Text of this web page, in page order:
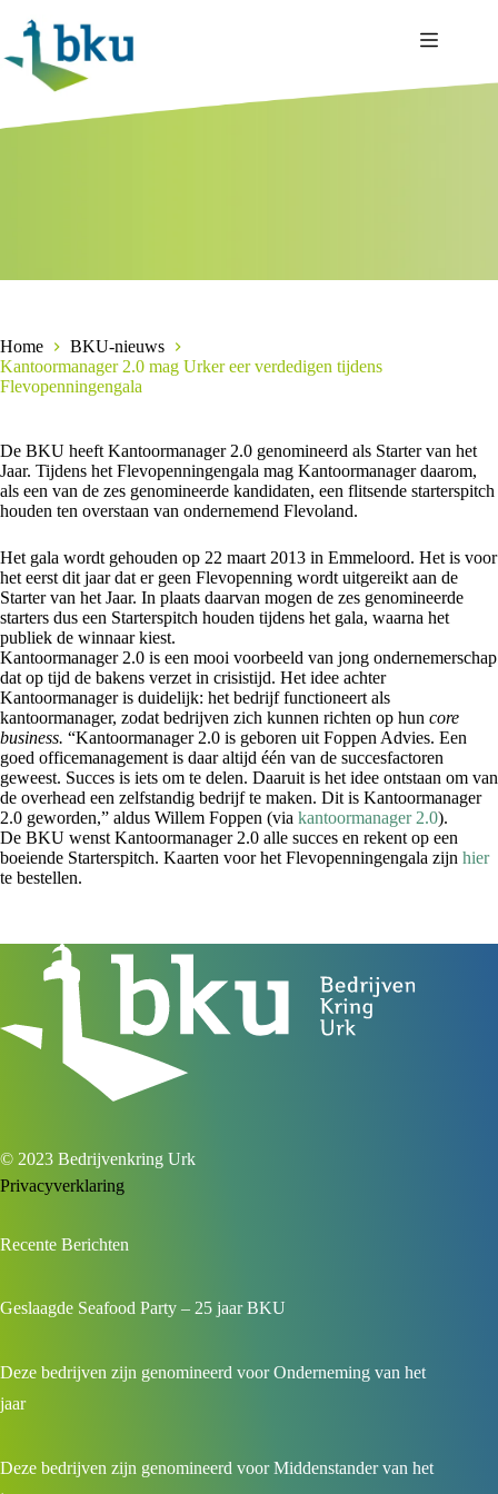
naar
inhoud
Home
BKU-nieuws
Kantoormanager 2.0 mag Urker eer verdedigen tijdens
Flevopenningengala
De BKU heeft Kantoormanager 2.0 genomineerd als Starter van het
Jaar. Tijdens het Flevopenningengala mag Kantoormanager daarom,
als een van de zes genomineerde kandidaten, een flitsende starterspitch
houden ten overstaan van ondernemend Flevoland.
Het gala wordt gehouden op 22 maart 2013 in Emmeloord. Het is voor
het eerst dit jaar dat er geen Flevopenning wordt uitgereikt aan de
Starter van het Jaar. In plaats daarvan mogen de zes genomineerde
starters dus een Starterspitch houden tijdens het gala, waarna het
publiek de winnaar kiest.
Kantoormanager 2.0 is een mooi voorbeeld van jong ondernemerschap
dat op tijd de bakens verzet in crisistijd. Het idee achter
Kantoormanager is duidelijk: het bedrijf functioneert als
kantoormanager, zodat bedrijven zich kunnen richten op hun core
business. “Kantoormanager 2.0 is geboren uit Foppen Advies. Een
goed officemanagement is daar altijd één van de succesfactoren
geweest. Succes is iets om te delen. Daaruit is het idee ontstaan om van
de overhead een zelfstandig bedrijf te maken. Dit is Kantoormanager
2.0 geworden,” aldus Willem Foppen (via kantoormanager 2.0).
De BKU wenst Kantoormanager 2.0 alle succes en rekent op een
boeiende Starterspitch. Kaarten voor het Flevopenningengala zijn hier
te bestellen.
© 2023 Bedrijvenkring Urk
Privacyverklaring
Recente Berichten
Geslaagde Seafood Party – 25 jaar BKU
Deze bedrijven zijn genomineerd voor Onderneming van het
jaar
Deze bedrijven zijn genomineerd voor Middenstander van het